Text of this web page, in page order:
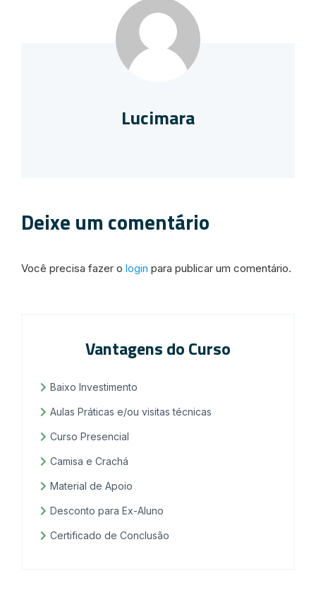
Lucimara
Deixe um comentário
Você precisa fazer o login para publicar um comentário.
Vantagens do Curso
Baixo Investimento
Aulas Práticas e/ou visitas técnicas
Curso Presencial
Camisa e Crachá
Material de Apoio
Desconto para Ex-Aluno
Certificado de Conclusão